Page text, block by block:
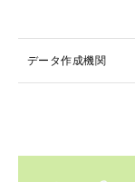
データ作成機関